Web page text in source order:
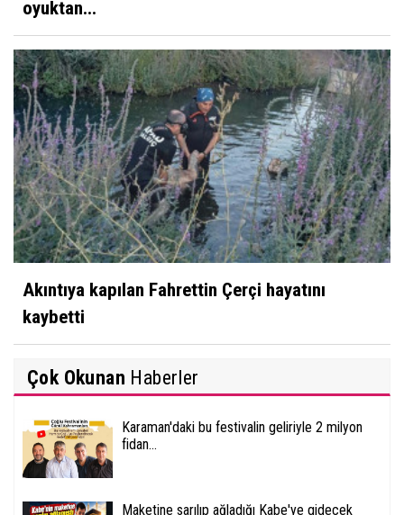
oyuktan...
Akıntıya kapılan Fahrettin Çerçi hayatını
kaybetti
Çok Okunan Haberler
Karaman'daki bu festivalin geliriyle 2 milyon
fidan...
Maketine sarılıp ağladığı Kabe'ye gidecek